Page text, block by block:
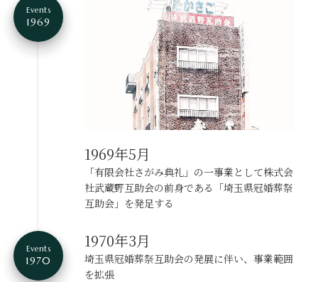
Events
1969
1969年5月
「有限会社さがみ典礼」の一事業として株式会
社武蔵野互助会の前身である「埼玉県冠婚葬祭
互助会」を発足する
Events
1970
1970年3月
埼玉県冠婚葬祭互助会の発展に伴い、事業範囲
を拡張